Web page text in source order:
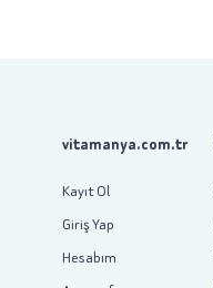
vitamanya.com.tr
Kayıt Ol
Giriş Yap
Hesabım